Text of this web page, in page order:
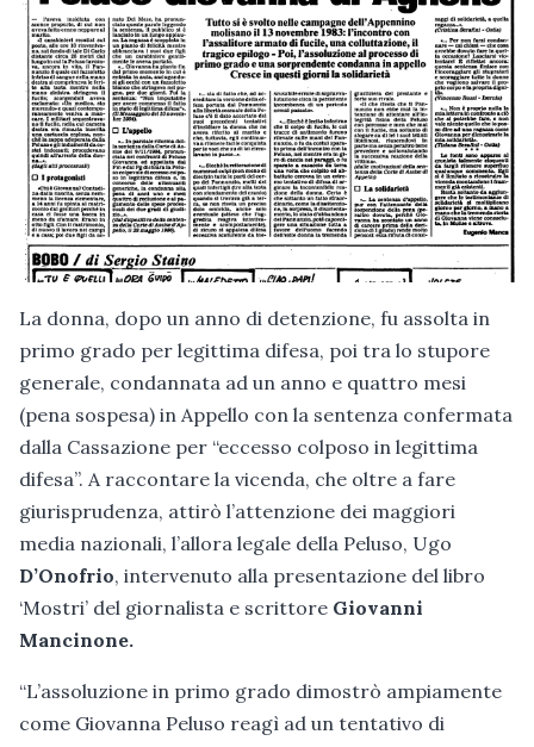
La donna, dopo un anno di detenzione, fu assolta in
primo grado per legittima difesa, poi tra lo stupore
generale, condannata ad un anno e quattro mesi
(pena sospesa) in Appello con la sentenza confermata
dalla Cassazione per “eccesso colposo in legittima
difesa”. A raccontare la vicenda, che oltre a fare
giurisprudenza, attirò l’attenzione dei maggiori
media nazionali, l’allora legale della Peluso, Ugo
D’Onofrio, intervenuto alla presentazione del libro
‘Mostri’ del giornalista e scrittore Giovanni
Mancinone.
“L’assoluzione in primo grado dimostrò ampiamente
come Giovanna Peluso reagì ad un tentativo di